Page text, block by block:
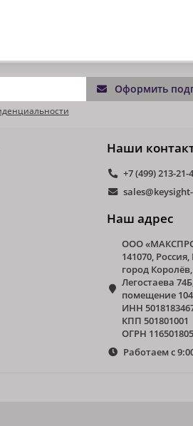
Оформить
Наши
+7 (499) 213-21-
Наш адрес
ООО
141070,
город
Легостаева
помещение 104
ИНН
КПП 501801001
ОГРН
Работаем с